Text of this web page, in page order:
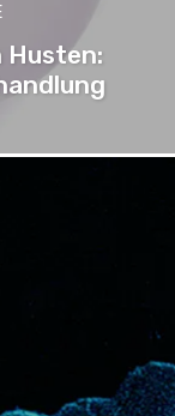
Husten: